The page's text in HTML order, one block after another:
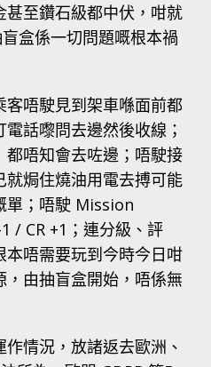
甚至鑽石級都中伏，咁就
盒係一切問題嘅根本禍
唔駛見到架車喺面前都
話嚟問去邊然後收線；
唔知會去咗邊；唔駛接
焗住燒油用電去搏可能
單；唔駛 Mission
/ CR +1；連分級、評
唔需要玩到今時今日咁
由抽盲盒開始，唔係無
情況，放諸返去歐洲、